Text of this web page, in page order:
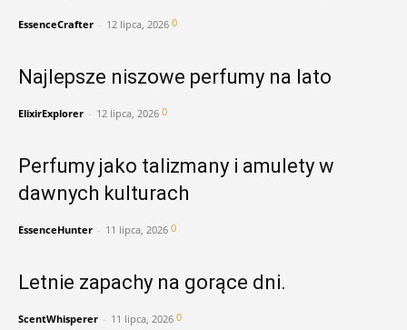
EssenceCrafter - 12 lipca, 2026 0
Najlepsze niszowe perfumy na lato
ElixirExplorer - 12 lipca, 2026 0
Perfumy jako talizmany i amulety w
dawnych kulturach
EssenceHunter - 11 lipca, 2026 0
Letnie zapachy na gorące dni.
ScentWhisperer - 11 lipca, 2026 0